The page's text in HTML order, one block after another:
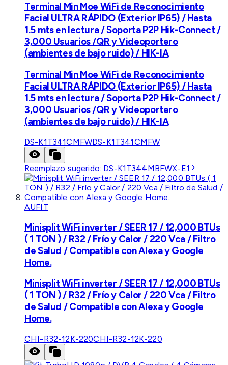
Terminal Min Moe WiFi de Reconocimiento
Facial ULTRA RÁPIDO (Exterior IP65) / Hasta
1.5 mts en lectura / Soporta P2P Hik-Connect /
3,000 Usuarios /QR y Videoportero
(ambientes de bajo ruido) / HIK-IA
Terminal Min Moe WiFi de Reconocimiento
Facial ULTRA RÁPIDO (Exterior IP65) / Hasta
1.5 mts en lectura / Soporta P2P Hik-Connect /
3,000 Usuarios /QR y Videoportero
(ambientes de bajo ruido) / HIK-IA
DS-K1T341CMFWDS-K1T341CMFW
Reemplazo sugerido: DS-K1T344MBFWX-E1
AUFIT
Minisplit WiFi inverter / SEER 17 / 12,000 BTUs
( 1 TON ) / R32 / Frío y Calor / 220 Vca / Filtro
de Salud / Compatible con Alexa y Google
Home.
Minisplit WiFi inverter / SEER 17 / 12,000 BTUs
( 1 TON ) / R32 / Frío y Calor / 220 Vca / Filtro
de Salud / Compatible con Alexa y Google
Home.
CHI-R32-12K-220CHI-R32-12K-220